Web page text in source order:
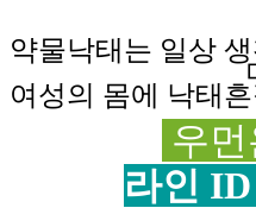
약물낙태는 일상 생
여성의 몸에 낙태
우먼
라인